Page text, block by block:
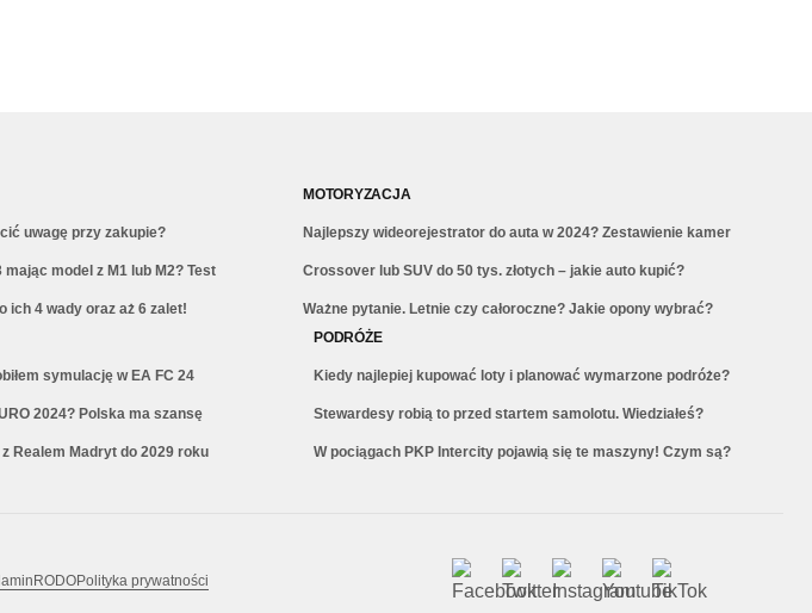
uwagę przy zakupie?
model z M1 lub M2? Test
ich 4 wady oraz aż 6 zalet!
MOTORYZACJA
Najlepszy wideorejestrator do auta w 2024? Zestawienie kamer
Crossover lub SUV do 50 tys. złotych – jakie auto kupić?
Ważne pytanie. Letnie czy całoroczne? Jakie opony wybrać?
symulację w EA FC 24
2024? Polska ma szansę
Realem Madryt do 2029 roku
PODRÓŻE
Kiedy najlepiej kupować loty i planować wymarzone podróże?
Stewardesy robią to przed startem samolotu. Wiedziałeś?
W pociągach PKP Intercity pojawią się te maszyny! Czym są?
RODOPolityka prywatności